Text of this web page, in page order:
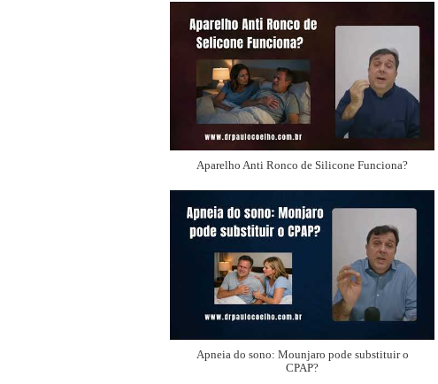
Aparelho Anti Ronco de Silicone Funciona?
Apneia do sono: Mounjaro pode substituir o
CPAP?